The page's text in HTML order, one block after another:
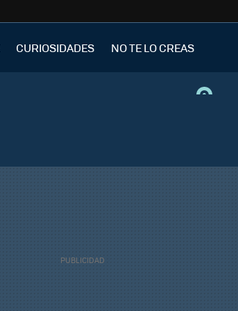
CURIOSIDADES NO TE LO CREAS